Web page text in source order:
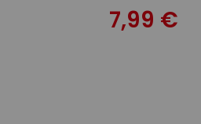
7,99 €